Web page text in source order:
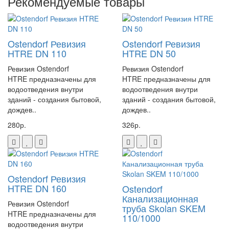
Рекомендуемый диаметр выпускной трубы
Мощность двигателя 250 Вт
Класс электробезопасности 1
Класс IP-защиты IP44
Максимальный горизонтальный выпуск 40 м
Максимальный вертикальный выпуск
Уровень активации
Ключевые особенности:
✓ Производительность: до 150 литров в минуту
✓ Автоматическое включение/выключение
✓ Низкий уровень шума при работе
✓ Энергоэффективный двигатель
Ostendorf Ревизия
HTRE DN 110
Ревизия Ostendorf
HTRE предназначены для
водоотведения внутри
зданий - создания бытовой,
дождев..
280р.
Ostendorf Ревизия
HTRE DN 50
Ревизия Ostendorf
HTRE предназначены для
водоотведения внутри
зданий - создания бытовой,
дождев..
326р.
Ostendorf Ревизия
HTRE DN 160
Ревизия Ostendorf
HTRE предназначены для
водоотведения внутри
Ostendorf
Канализационная
труба Skolan SKEM
110/1000